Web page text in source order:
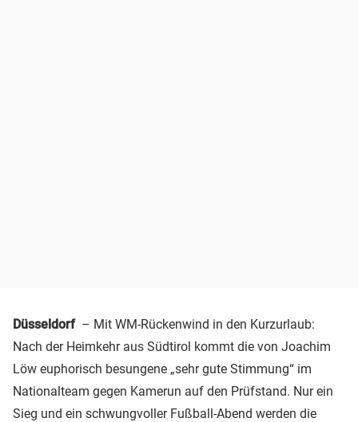
Düsseldorf – Mit WM-Rückenwind in den Kurzurlaub:
Nach der Heimkehr aus Südtirol kommt die von Joachim
Löw euphorisch besungene „sehr gute Stimmung“ im
Nationalteam gegen Kamerun auf den Prüfstand. Nur ein
Sieg und ein schwungvoller Fußball-Abend werden die